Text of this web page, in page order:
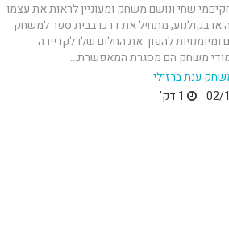
שחי ונושם משחק ומעוניין לראות את עצמו
או בקולנוע, מתחיל את דרכו בבית ספר למשחק
להפוך את החלום שלו לקריירה
משחק הם מסגרת המאפשרת...
ענת ברזילי